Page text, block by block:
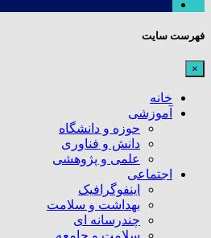
فهرست سایت
×
خانه
آموزشی
حوزه و دانشگاه
دانش و فناوری
علمی و پژوهشی
اجتماعی
اینفوگرافیک
بهداشت و سلامت
چندرسانه ای